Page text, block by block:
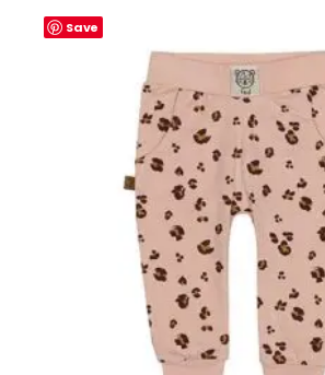
Save
prijs
€ 12.99.